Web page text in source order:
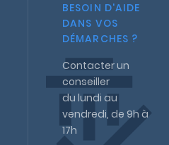
BESOIN D'AIDE
DANS VOS
DÉMARCHES ?
Contacter un
conseiller
du lundi au
vendredi, de 9h à
17h